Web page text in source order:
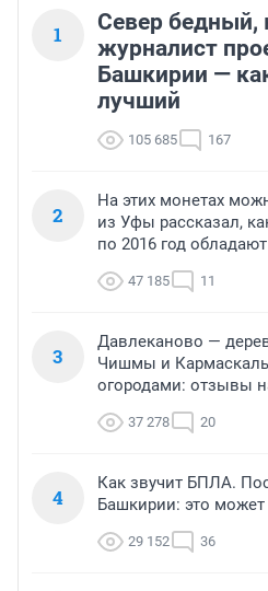
1
Север бедный,
журналист
Башкирии —
лучший
105 685 167
2
На этих монетах
из Уфы рассказал,
по 2016 год
47 185 11
3
Давлеканово —
Чишмы и
огородами: отзывы
37 278 20
4
Как звучит БПЛА.
Башкирии: это
29 152 36